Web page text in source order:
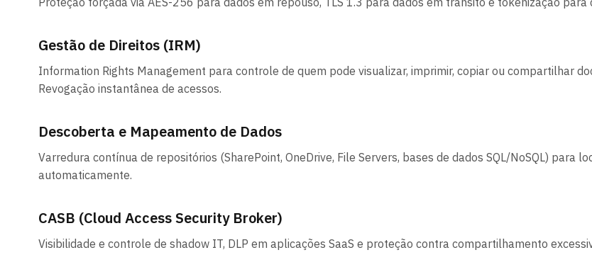
Gestão de Direitos (IRM)
Information Rights Management para controle de quem pode visualizar, imprimir, copiar ou compartilhar
Revogação instantânea de acessos.
Descoberta e Mapeamento de Dados
Varredura contínua de repositórios (SharePoint, OneDrive, File Servers, bases de dados SQL/NoSQL) para
automaticamente.
CASB (Cloud Access Security Broker)
Visibilidade e controle de shadow IT, DLP em aplicações SaaS e proteção contra compartilhamento